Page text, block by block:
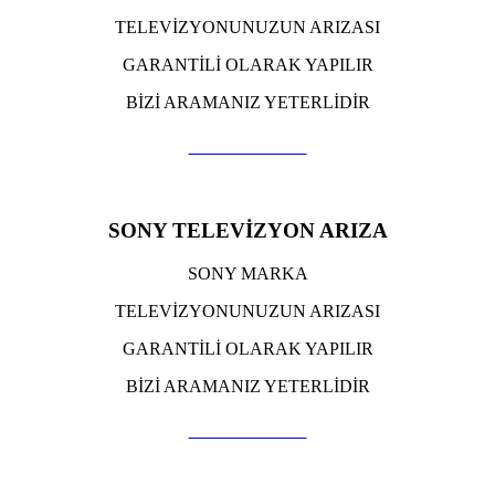
TELEVİZYONUNUZUN ARIZASI
GARANTİLİ OLARAK YAPILIR
BİZİ ARAMANIZ YETERLİDİR
SONY TELEVİZYON ARIZA
SONY MARKA
TELEVİZYONUNUZUN ARIZASI
GARANTİLİ OLARAK YAPILIR
BİZİ ARAMANIZ YETERLİDİR